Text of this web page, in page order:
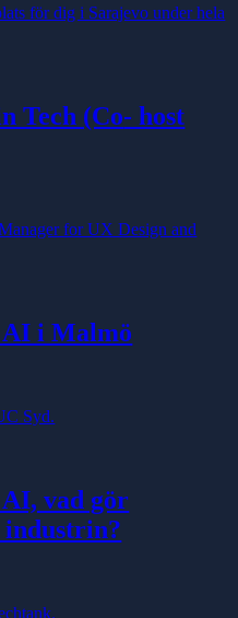
för dig i Sarajevo under hela
Tech (Co- host
for UX Design and
AI i Malmö
Syd.
vad gör
industrin?